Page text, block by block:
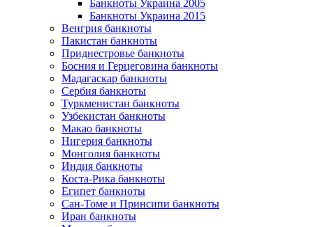
Банкноты Украина 2005
Банкноты Украина 2015
Венгрия банкноты
Пакистан банкноты
Приднестровье банкноты
Босния и Герцеговина банкноты
Мадагаскар банкноты
Сербия банкноты
Туркменистан банкноты
Узбекистан банкноты
Макао банкноты
Нигерия банкноты
Монголия банкноты
Индия банкноты
Коста-Рика банкноты
Египет банкноты
Сан-Томе и Принсипи банкноты
Иран банкноты